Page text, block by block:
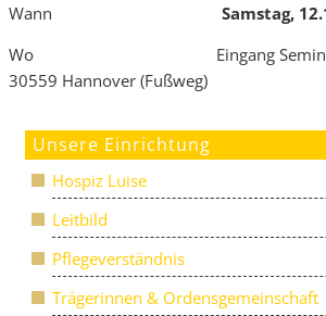
Wann Samstag,
Wo Eingang
30559 Hannover (Fußweg)
Unsere Einrichtung
Hospiz Luise
Leitbild
Pflegeverständnis
Trägerinnen & Ordensgemeinschaft